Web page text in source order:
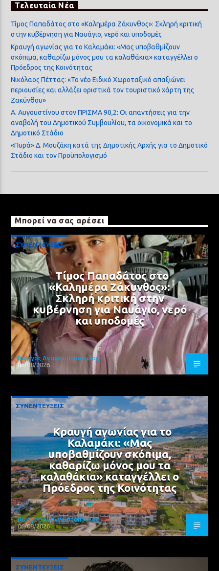
Τελευταία Νέα
Τίμος Παπαδάτος στο «Καλημέρα Ζάκυνθος»: Σκληρή κριτική
στην κυβέρνηση για Ναυάγιο, νερό και υποδομές
Κραυγή αγωνίας για το Καλαμάκι: «Μας υποβαθμίζουν
σκόπιμα, καθαρίζω μόνος μου τα καλαθάκια» καταγγέλλει ο
Πρόεδρος της Κοινότητας
Νικόλαος Πέττας: «Το νέο Ειδικό Χωροταξικό απαξιώνει
περιουσίες και αλλάζει οριστικά τον τουριστικό χάρτη της
Ζακύνθου»
Α. Αυγουστίνου στον ΠΡΙΣΜΑ 90,2: Οι απαντήσεις για την
αναβολή του Δημοτικού Συμβουλίου, τα οικονομικά και το
Δημοτικό Στάδιο
«Πυρά» Δ. Μουζάκη κατά της Δημοτικής Αρχής για το Δημοτικό
Στάδιο και τον Προϋπολογισμό
Μπορεί να σας αρέσει
ΣΥΝΕΝΤΕΥΞΕΙΣ
Τίμος Παπαδάτος στο
«Καλημέρα Ζάκυνθος»:
Σκληρή κριτική στην
κυβέρνηση για Ναυάγιο, νερό
και υποδομές
Γιώργος Αναγνωστόπουλος
06/08/2026
ΣΥΝΕΝΤΕΥΞΕΙΣ
Κραυγή αγωνίας για το
Καλαμάκι: «Μας
υποβαθμίζουν σκόπιμα,
καθαρίζω μόνος μου τα
καλαθάκια» καταγγέλλει ο
Πρόεδρος της Κοινότητας
Γιώργος Αναγνωστόπουλος
06/08/2026
ΣΥΝΕΝΤΕΥΞΕΙΣ